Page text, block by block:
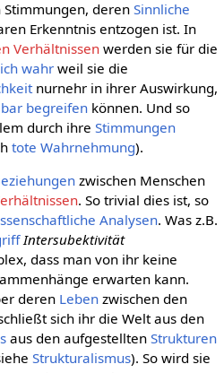
Stimmungen, deren Sinnliche
Erkenntnis entzogen ist. In
Verhältnissenwerden sie für die
wahrweil sie die
nurnehr in ihrer Auswirkung,
begreifenkönnen. Und so
durch ihre Stimmungen
tote Wahrnehmung).
zwischen Menschen
. So trivial dies ist, so
Analysen. Was z.B.
Intersubektivität
dass man von ihr keine
erwarten kann.
deren Lebenzwischen den
sich ihr die Welt aus den
aus den aufgestellten Strukturen
Strukturalismus). So wird sie